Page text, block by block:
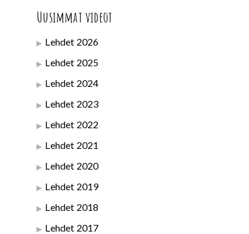
Uusimmat videot
Lehdet 2026
Lehdet 2025
Lehdet 2024
Lehdet 2023
Lehdet 2022
Lehdet 2021
Lehdet 2020
Lehdet 2019
Lehdet 2018
Lehdet 2017